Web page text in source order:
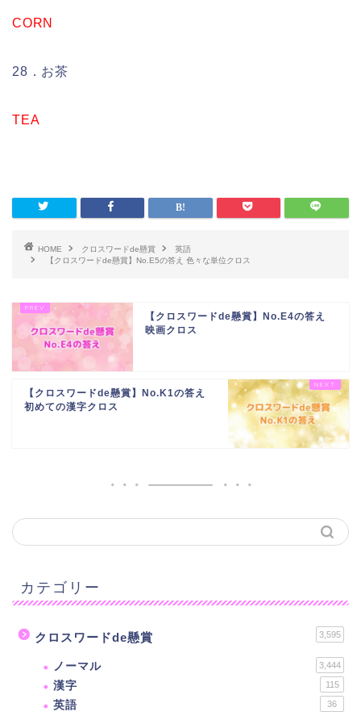
CORN
28．お茶
TEA
HOME クロスワードde懸賞
英語
【クロスワードde懸賞】No.E5の答え 色々な単位クロス
【クロスワードde懸賞】No.E4の答え
映画クロス
【クロスワードde懸賞】No.K1の答え
初めての漢字クロス
カテゴリー
クロスワードde懸賞 3,595
ノーマル 3,444
漢字 115
英語 36